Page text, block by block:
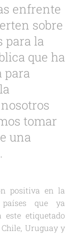
enfrente
sobre
para la
que ha
para
tomar
una
positiva en la
que ya
etiquetado
Uruguay y